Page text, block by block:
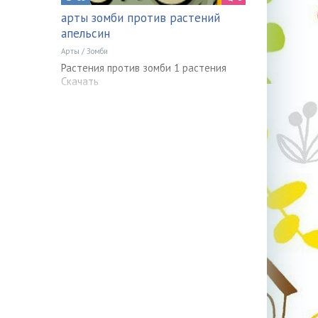
арты зомби против растений
апельсин
Арты / Зомби
Растения против зомби 1 растения
Скачать